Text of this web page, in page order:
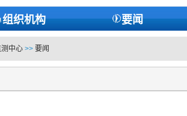
组织机构 要闻
中心>> 要闻